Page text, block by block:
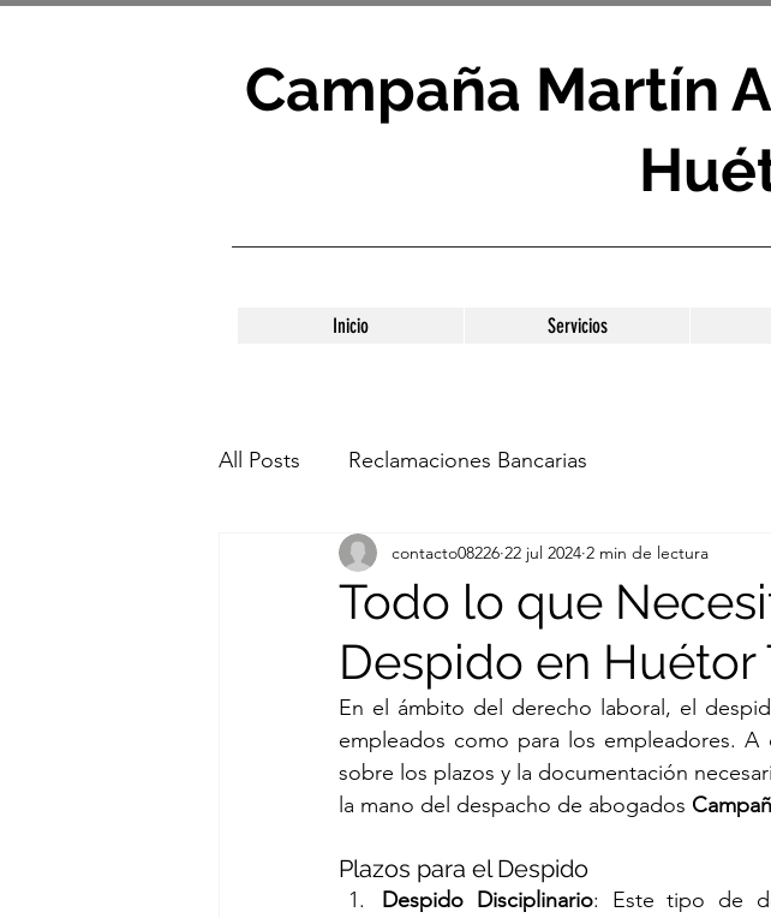
Campaña Martín
Inicio Servicios
All Posts Reclamaciones Bancarias
Todo lo que
Despido en Huétor
contacto08226 22 jul 2024 2 min de lectura
En el ámbito del derecho laboral, el
empleados como para los empleadores.
sobre los plazos y la documentación
la mano del despacho de abogados
Plazos para el Despido
Despido Disciplinario: Este tipo de